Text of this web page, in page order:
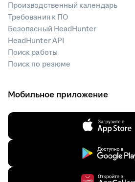
Производственный календарь
Требования к ПО
Безопасный HeadHunter
HeadHunter API
Поиск работы
Поиск по резюме
Мобильное приложение